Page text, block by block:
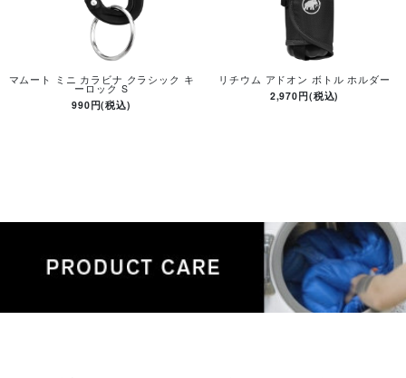
マムート ミニ カラビナ クラシック キ
ーロック S
990円(税込)
リチウム アドオン ボトル ホルダー
2,970円(税込)